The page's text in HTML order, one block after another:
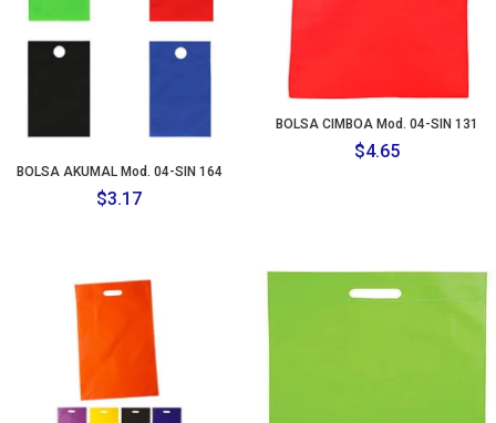
BOLSA AKUMAL Mod. 04-SIN 164
$3.17
BOLSA CIMBOA Mod. 04-SIN 131
$4.65